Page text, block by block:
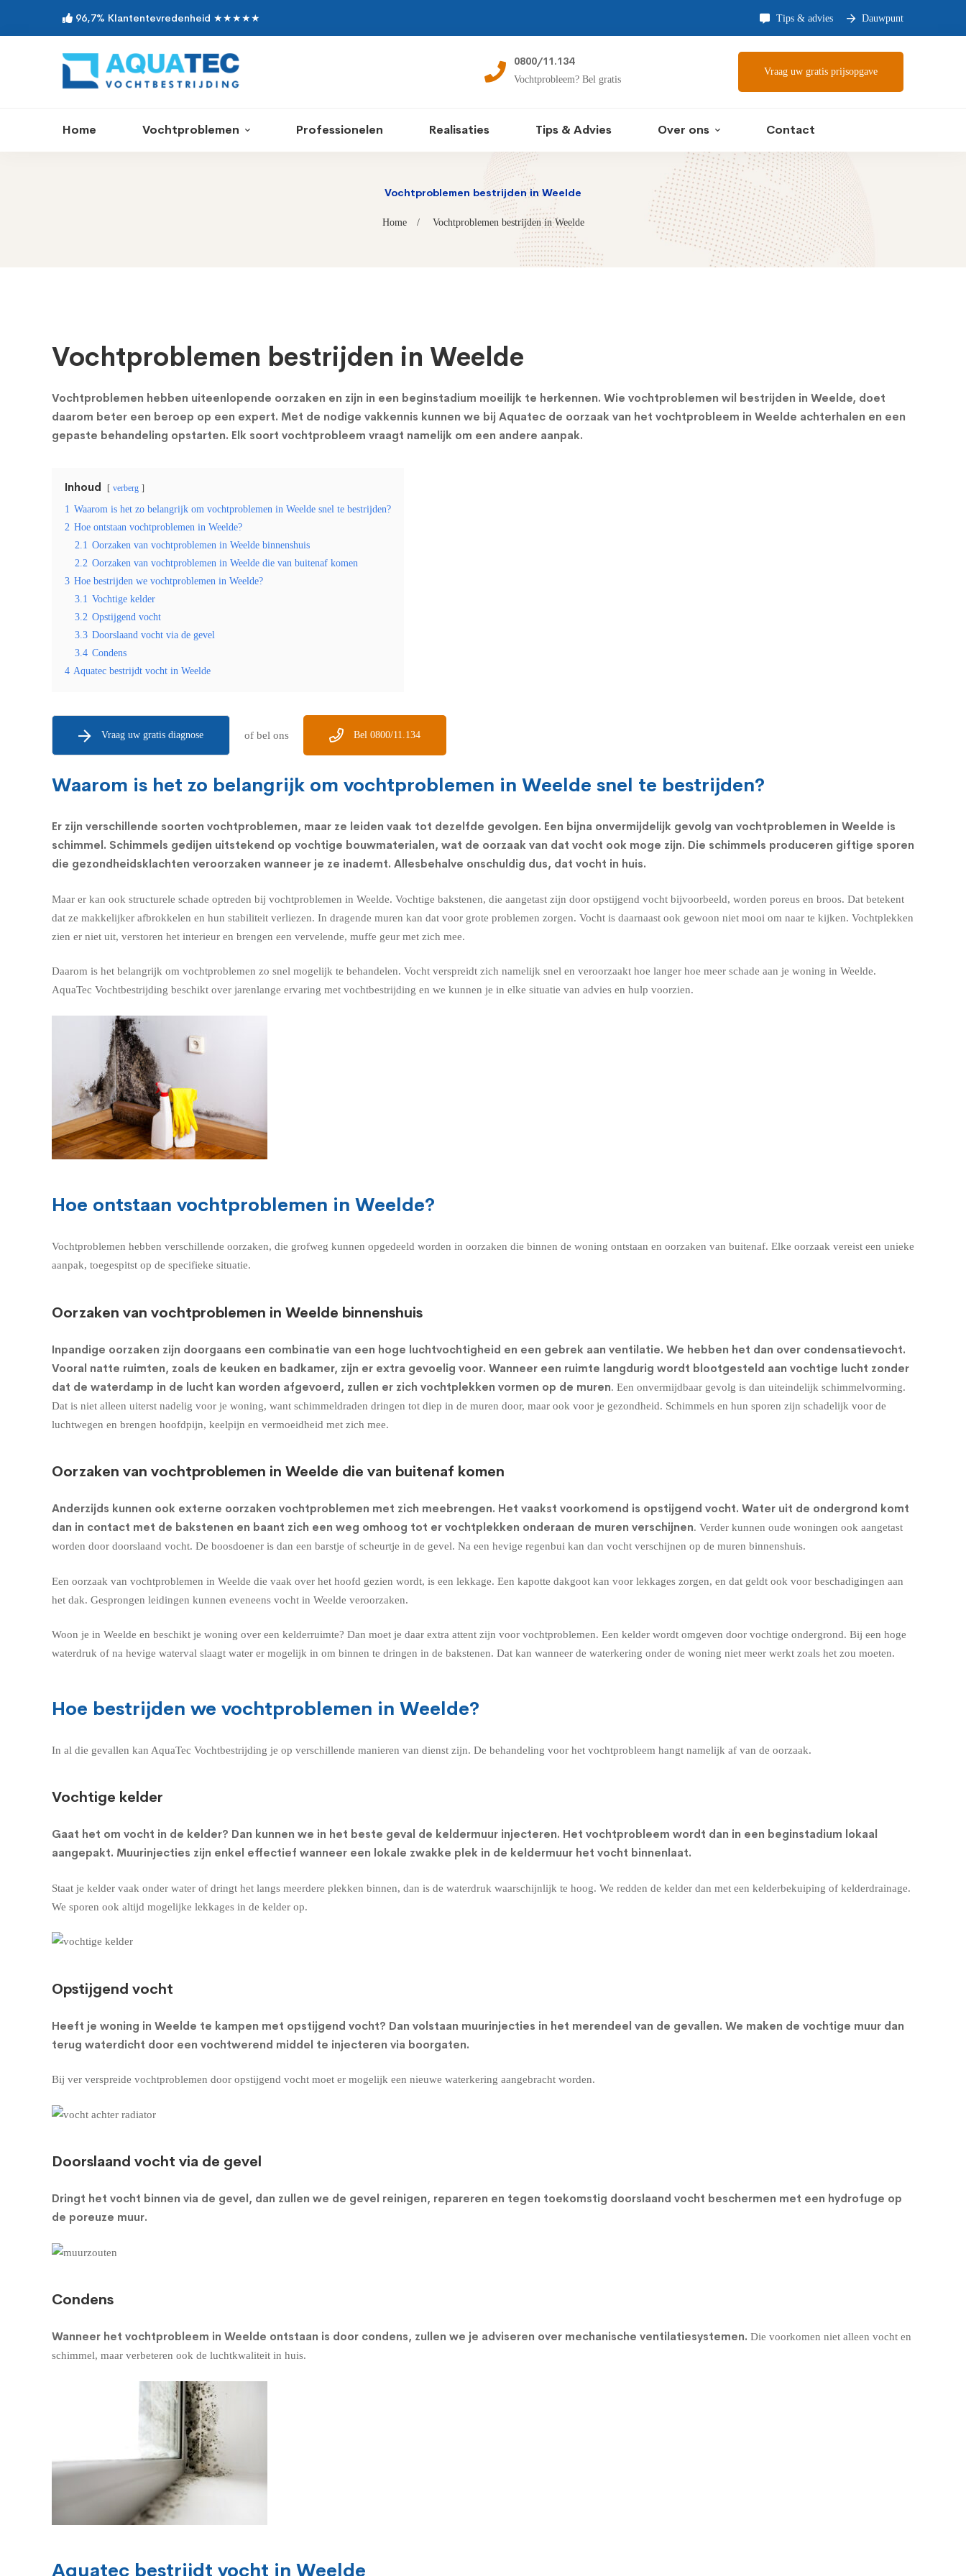
96,7% Klantentevredenheid ★★★★★ Tips & advies Dauwpunt
0800/11.134
Vochtprobleem? Bel gratis
Vraag uw gratis prijsopgave
Home Vochtproblemen Professionelen Realisaties Tips & Advies Over ons Contact
Vochtproblemen bestrijden in Weelde
Home Vochtproblemen bestrijden in Weelde
Vochtproblemen bestrijden in Weelde
Vochtproblemen hebben uiteenlopende oorzaken en zijn in een beginstadium moeilijk te herkennen. Wie vochtproblemen wil bestrijden in Weelde, doet
daarom beter een beroep op een expert. Met de nodige vakkennis kunnen we bij Aquatec de oorzaak van het vochtprobleem in Weelde achterhalen en een
gepaste behandeling opstarten. Elk soort vochtprobleem vraagt namelijk om een andere aanpak.
Inhoud verberg
1 Waarom is het zo belangrijk om vochtproblemen in Weelde snel te bestrijden?
2 Hoe ontstaan vochtproblemen in Weelde?
2.1 Oorzaken van vochtproblemen in Weelde binnenshuis
2.2 Oorzaken van vochtproblemen in Weelde die van buitenaf komen
3 Hoe bestrijden we vochtproblemen in Weelde?
3.1 Vochtige kelder
3.2 Opstijgend vocht
3.3 Doorslaand vocht via de gevel
3.4 Condens
4 Aquatec bestrijdt vocht in Weelde
Vraag uw gratis diagnose of bel ons Bel 0800/11.134
Waarom is het zo belangrijk om vochtproblemen in Weelde snel te bestrijden?
Er zijn verschillende soorten vochtproblemen, maar ze leiden vaak tot dezelfde gevolgen. Een bijna onvermijdelijk gevolg van vochtproblemen in Weelde is
schimmel. Schimmels gedijen uitstekend op vochtige bouwmaterialen, wat de oorzaak van dat vocht ook moge zijn. Die schimmels produceren giftige sporen
die gezondheidsklachten veroorzaken wanneer je ze inademt. Allesbehalve onschuldig dus, dat vocht in huis.
Maar er kan ook structurele schade optreden bij vochtproblemen in Weelde. Vochtige bakstenen, die aangetast zijn door opstijgend vocht bijvoorbeeld, worden poreus en broos. Dat betekent
dat ze makkelijker afbrokkelen en hun stabiliteit verliezen. In dragende muren kan dat voor grote problemen zorgen. Vocht is daarnaast ook gewoon niet mooi om naar te kijken. Vochtplekken
zien er niet uit, verstoren het interieur en brengen een vervelende, muffe geur met zich mee.
Daarom is het belangrijk om vochtproblemen zo snel mogelijk te behandelen. Vocht verspreidt zich namelijk snel en veroorzaakt hoe langer hoe meer schade aan je woning in Weelde.
AquaTec Vochtbestrijding beschikt over jarenlange ervaring met vochtbestrijding en we kunnen je in elke situatie van advies en hulp voorzien.
Hoe ontstaan vochtproblemen in Weelde?
Vochtproblemen hebben verschillende oorzaken, die grofweg kunnen opgedeeld worden in oorzaken die binnen de woning ontstaan en oorzaken van buitenaf. Elke oorzaak vereist een unieke
aanpak, toegespitst op de specifieke situatie.
Oorzaken van vochtproblemen in Weelde binnenshuis
Inpandige oorzaken zijn doorgaans een combinatie van een hoge luchtvochtigheid en een gebrek aan ventilatie. We hebben het dan over condensatievocht.
Vooral natte ruimten, zoals de keuken en badkamer, zijn er extra gevoelig voor. Wanneer een ruimte langdurig wordt blootgesteld aan vochtige lucht zonder
dat de waterdamp in de lucht kan worden afgevoerd, zullen er zich vochtplekken vormen op de muren. Een onvermijdbaar gevolg is dan uiteindelijk schimmelvorming.
Dat is niet alleen uiterst nadelig voor je woning, want schimmeldraden dringen tot diep in de muren door, maar ook voor je gezondheid. Schimmels en hun sporen zijn schadelijk voor de
luchtwegen en brengen hoofdpijn, keelpijn en vermoeidheid met zich mee.
Oorzaken van vochtproblemen in Weelde die van buitenaf komen
Anderzijds kunnen ook externe oorzaken vochtproblemen met zich meebrengen. Het vaakst voorkomend is opstijgend vocht. Water uit de ondergrond komt
dan in contact met de bakstenen en baant zich een weg omhoog tot er vochtplekken onderaan de muren verschijnen. Verder kunnen oude woningen ook aangetast
worden door doorslaand vocht. De boosdoener is dan een barstje of scheurtje in de gevel. Na een hevige regenbui kan dan vocht verschijnen op de muren binnenshuis.
Een oorzaak van vochtproblemen in Weelde die vaak over het hoofd gezien wordt, is een lekkage. Een kapotte dakgoot kan voor lekkages zorgen, en dat geldt ook voor beschadigingen aan
het dak. Gesprongen leidingen kunnen eveneens vocht in Weelde veroorzaken.
Woon je in Weelde en beschikt je woning over een kelderruimte? Dan moet je daar extra attent zijn voor vochtproblemen. Een kelder wordt omgeven door vochtige ondergrond. Bij een hoge
waterdruk of na hevige waterval slaagt water er mogelijk in om binnen te dringen in de bakstenen. Dat kan wanneer de waterkering onder de woning niet meer werkt zoals het zou moeten.
Hoe bestrijden we vochtproblemen in Weelde?
In al die gevallen kan AquaTec Vochtbestrijding je op verschillende manieren van dienst zijn. De behandeling voor het vochtprobleem hangt namelijk af van de oorzaak.
Vochtige kelder
Gaat het om vocht in de kelder? Dan kunnen we in het beste geval de keldermuur injecteren. Het vochtprobleem wordt dan in een beginstadium lokaal
aangepakt. Muurinjecties zijn enkel effectief wanneer een lokale zwakke plek in de keldermuur het vocht binnenlaat.
Staat je kelder vaak onder water of dringt het langs meerdere plekken binnen, dan is de waterdruk waarschijnlijk te hoog. We redden de kelder dan met een kelderbekuiping of kelderdrainage.
We sporen ook altijd mogelijke lekkages in de kelder op.
Opstijgend vocht
Heeft je woning in Weelde te kampen met opstijgend vocht? Dan volstaan muurinjecties in het merendeel van de gevallen. We maken de vochtige muur dan
terug waterdicht door een vochtwerend middel te injecteren via boorgaten.
Bij ver verspreide vochtproblemen door opstijgend vocht moet er mogelijk een nieuwe waterkering aangebracht worden.
Doorslaand vocht via de gevel
Dringt het vocht binnen via de gevel, dan zullen we de gevel reinigen, repareren en tegen toekomstig doorslaand vocht beschermen met een hydrofuge op
de poreuze muur.
Condens
Wanneer het vochtprobleem in Weelde ontstaan is door condens, zullen we je adviseren over mechanische ventilatiesystemen. Die voorkomen niet alleen vocht en
schimmel, maar verbeteren ook de luchtkwaliteit in huis.
Aquatec bestrijdt vocht in Weelde